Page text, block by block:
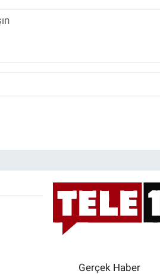
Gerçek Haber